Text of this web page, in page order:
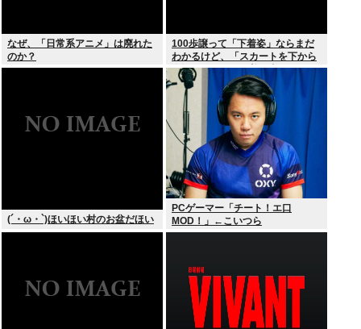
なぜ、「日常系アニメ」は廃れた
のか？
100歩譲って「下着姿」ならまだ
わかるけど、「スカートを下から
盗撮して写った下着写真」見て何
が楽しいんだ？
(´・ω・`)ほいほい村のお盆だほい
PCゲーマー「チート！エ口
MOD！」←こいつら